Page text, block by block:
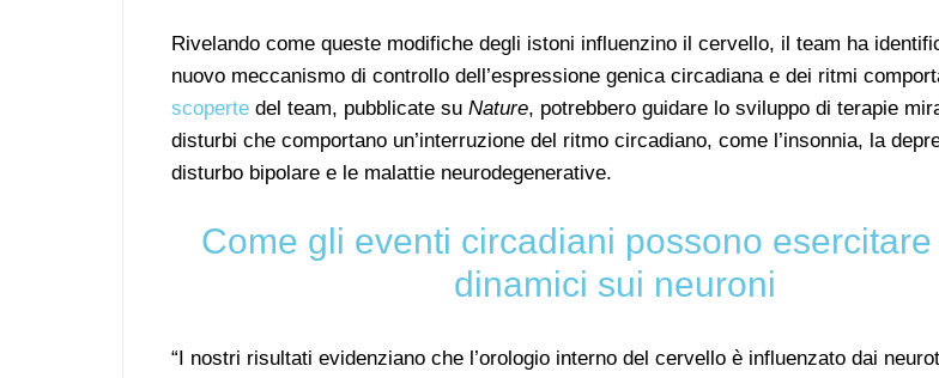
Rivelando come queste modifiche degli istoni influenzino il cervello, il team ha
nuovo meccanismo di controllo dell’espressione genica circadiana e dei ritmi
scoperte del team, pubblicate su Nature, potrebbero guidare lo sviluppo di terapie
disturbi che comportano un’interruzione del ritmo circadiano, come l’insonnia, la
disturbo bipolare e le malattie neurodegenerative.
Come gli eventi circadiani possono esercitare
dinamici sui neuroni
“I nostri risultati evidenziano che l’orologio interno del cervello è influenzato dai